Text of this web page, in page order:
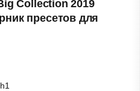
Collection 2019
пресетов для